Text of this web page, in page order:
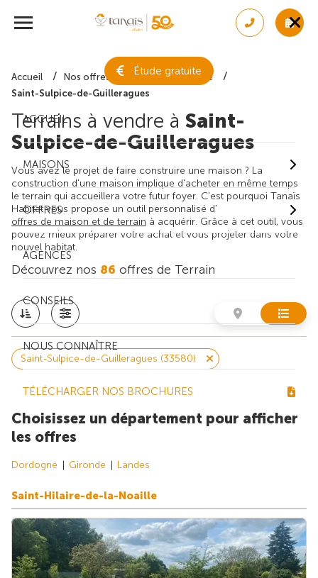
Étude gratuite
ACCUEIL
MAISONS
OFFRES
AGENCES
CONSEILS
NOUS CONNAÎTRE
TÉLÉCHARGER NOS BROCHURES
Accueil Nos offres de terrain
Gironde
Saint-Sulpice-de-Guilleragues
Terrains à vendre à Saint-
Sulpice-de-Guilleragues
Vous avez le projet de faire construire une maison ? La
construction d'une maison implique d'acheter en même temps
le terrain qui accueillera votre futur foyer. C'est pourquoi Tanaïs
Habitat vous propose un outil personnalisé d'
offres de maison et de terrain à acquérir. Grâce à cet outil, vous
pouvez mieux préparer votre achat et vous projeter dans votre
nouvel habitat.
Découvrez nos 86 offres de Terrain
Saint-Sulpice-de-Guilleragues (33580)
Choisissez un département pour afficher
les offres
Dordogne Gironde Landes
Saint-Hilaire-de-la-Noaille